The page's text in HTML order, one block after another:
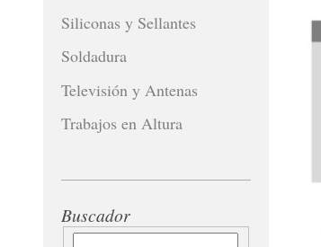
Siliconas y Sellantes
Soldadura
Televisión y Antenas
Trabajos en Altura
Buscador